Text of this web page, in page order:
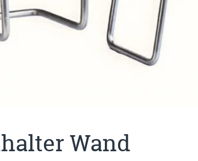
Wand